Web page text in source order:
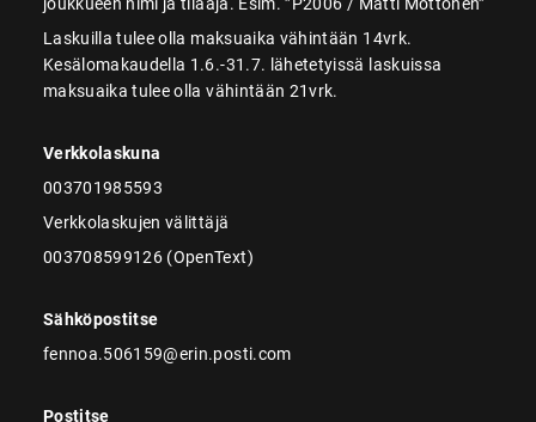
Laskuilla tulee olla maksuaika vähintään 14vrk.
Kesälomakaudella 1.6.-31.7. lähetetyissä laskuissa
maksuaika tulee olla vähintään 21vrk.
Verkkolaskuna
003701985593
Verkkolaskujen välittäjä
003708599126 (OpenText)
Sähköpostitse
fennoa.506159@erin.posti.com
Postitse